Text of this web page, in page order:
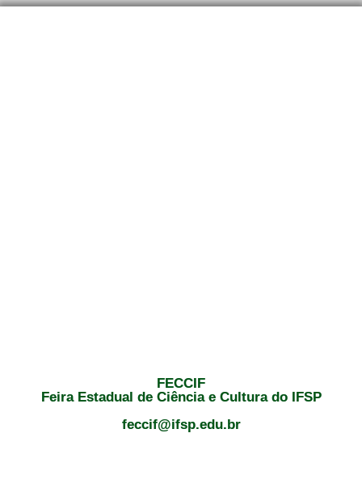
FECCIF
Feira Estadual de Ciência e Cultura do IFSP
feccif@ifsp.edu.br